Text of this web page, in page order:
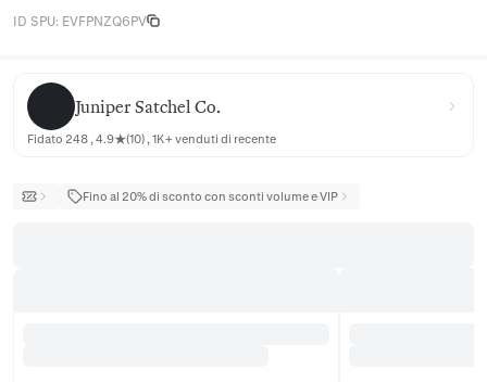
ID SPU: EVFPNZQ6PV
Juniper Satchel Co.
Juniper Satchel Co.
Fidato 248 , 4.9★(10) , 1K+ venduti di recente
Fino al 20% di sconto con sconti volume e VIP